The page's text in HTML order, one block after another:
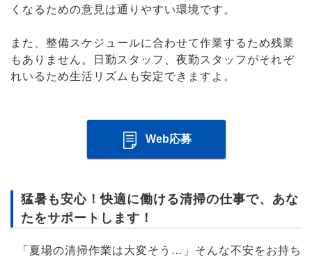
くなるための意見は通りやすい環境です。
また、整備スケジュールに合わせて作業するため残業
もありません。日勤スタッフ、夜勤スタッフがそれぞ
れいるため生活リズムも安定できますよ。
Web応募
猛暑も安心！快適に働ける清掃の仕事で、あな
たをサポートします！
「夏場の清掃作業は大変そう…」そんな不安をお持ち